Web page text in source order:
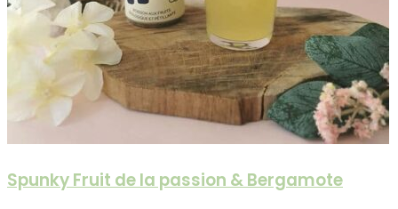
Spunky Fruit de la passion & Bergamote